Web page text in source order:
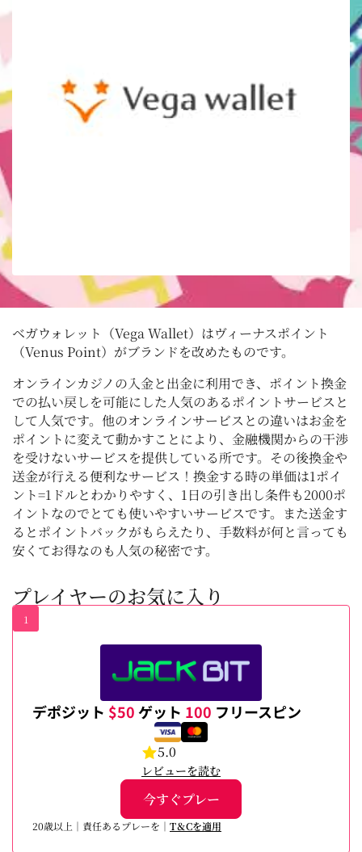
ベガウォレット（Vega Wallet）はヴィーナスポイント
（Venus Point）がブランドを改めたものです。
オンラインカジノの入金と出金に利用でき、ポイント換金
での払い戻しを可能にした人気のあるポイントサービスと
して人気です。他のオンラインサービスとの違いはお金を
ポイントに変えて動かすことにより、金融機関からの干渉
を受けないサービスを提供している所です。その後換金や
送金が行える便利なサービス！換金する時の単価は1ポイ
ント=1ドルとわかりやすく、1日の引き出し条件も2000ポ
イントなのでとても使いやすいサービスです。また送金す
るとポイントバックがもらえたり、手数料が何と言っても
安くてお得なのも人気の秘密です。
プレイヤーのお気に入り
1
デポジット $50ゲット 100 フリースピン
5.0
レビューを読む
今すぐプレー
20歳以上｜責任あるプレーを｜ T＆Cを適用